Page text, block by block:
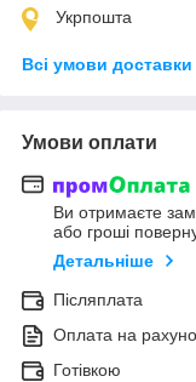
Укрпошта
Всі умови доставки
Умови оплати
Ви отримаєте
або гроші
Детальніше
Післяплата
Оплата на
Готівкою